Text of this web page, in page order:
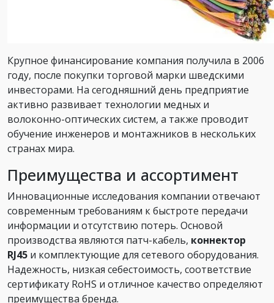
Крупное финансирование компания получила в 2006
году, после покупки торговой марки шведскими
инвесторами. На сегодняшний день предприятие
активно развивает технологии медных и
волоконно-оптических систем, а также проводит
обучение инженеров и монтажников в нескольких
странах мира.
Преимущества и ассортимент
Инновационные исследования компании отвечают
современным требованиям к быстроте передачи
информации и отсутствию потерь. Основой
производства являются патч-кабель, коннектор
RJ45 и комплектующие для сетевого оборудования.
Надежность, низкая себестоимость, соответствие
сертификату RoHS и отличное качество определяют
преимущества бренда.